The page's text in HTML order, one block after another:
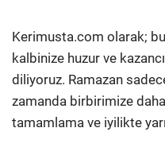
Kerimusta.com olarak;
kalbinize huzur ve
diliyoruz. Ramazan
zamanda birbirimize daha
tamamlama ve iyilikte